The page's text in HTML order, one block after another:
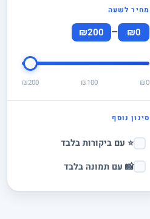
מחיר לשעה
₪0
–
₪200
₪0
₪100
₪200
סינון נוסף
⭐ עם ביקורות בלבד
📸 עם תמונה בלבד